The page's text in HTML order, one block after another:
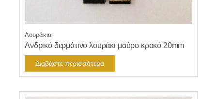
Λουράκια
Ανδρικό δερμάτινο λουράκι μαύρο κροκό 20mm
Διαβάστε περισσότερα